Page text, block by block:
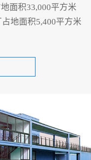
面积33,000平方米
占地面积5,400平方米